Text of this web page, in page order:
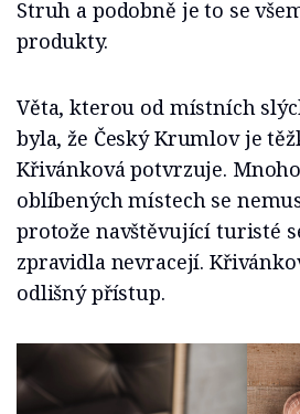
Struh a podobně je to se
produkty.
Věta, kterou od místních
byla, že Český Krumlov je
Křivánková potvrzuje.
oblíbených místech se
protože navštěvující turisté
zpravidla nevracejí.
odlišný přístup.